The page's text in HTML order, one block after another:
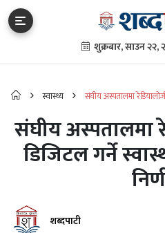
स्वास्थ्य
संघीय अस्पतालमा
निर्णय
संघीय अस्पतालमा
डिजिटल गर्ने
शब्दपाटी